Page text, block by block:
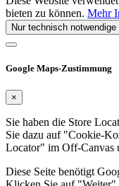
bieten zu können. Mehr
Nur technisch notwendige
Google Maps-Zustimmung
×
Sie haben die Store
Sie dazu auf "Cookie-
Locator" im Off-Canvas
Diese Seite benötigt